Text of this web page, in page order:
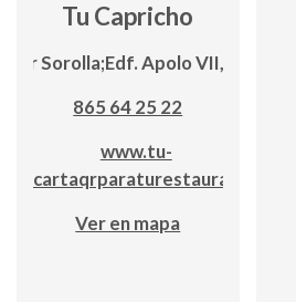
Tu Capricho
Sorolla;Edf. Apolo VII, Local 19
865 64 25 22
www.tu-
Ver en mapa